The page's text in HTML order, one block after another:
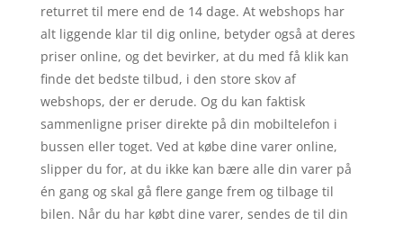
returret til mere end de 14 dage. At webshops har
alt liggende klar til dig online, betyder også at deres
priser online, og det bevirker, at du med få klik kan
finde det bedste tilbud, i den store skov af
webshops, der er derude. Og du kan faktisk
sammenligne priser direkte på din mobiltelefon i
bussen eller toget. Ved at købe dine varer online,
slipper du for, at du ikke kan bære alle din varer på
én gang og skal gå flere gange frem og tilbage til
bilen. Når du har købt dine varer, sendes de til din